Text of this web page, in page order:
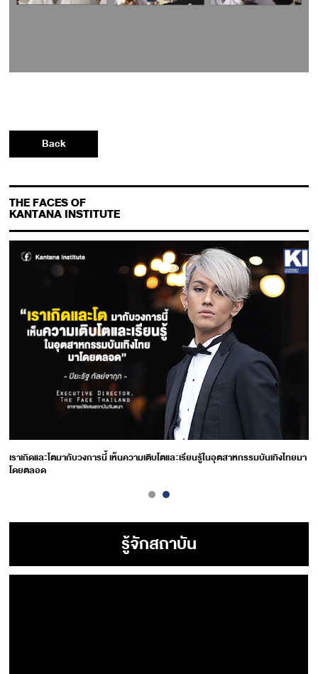
Back
THE FACES OF
KANTANA INSTITUTE
เราเกิดและโตมากับวงการนี้ เห็นความเติบโตและเรียนรู้ในอุตสาหกรรมบันเทิงไทยมา
โดยตลอด
รู้จักสถาบัน